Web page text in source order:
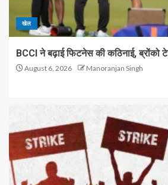
खेल
BCCI ने बढ़ाई फिटनेस की कठिनाई, ब्रोंको
August 6, 2026 Manoranjan Singh